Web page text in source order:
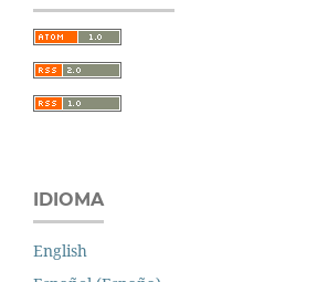
IDIOMA
English